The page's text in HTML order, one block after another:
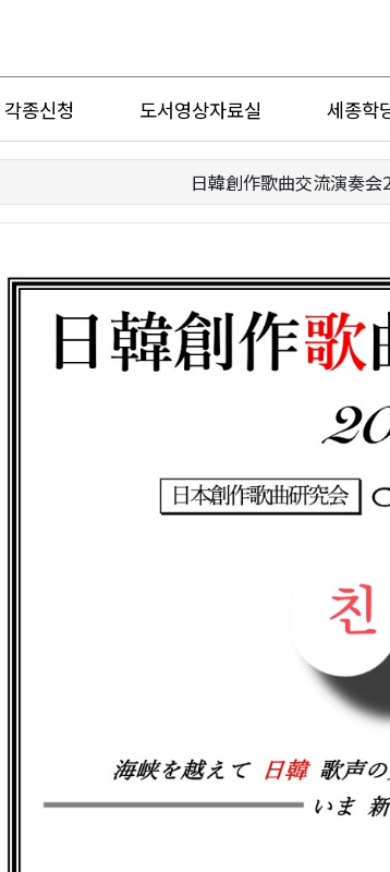
각종신청 도서영상자료실 세종학
日韓創作歌曲交流演奏会